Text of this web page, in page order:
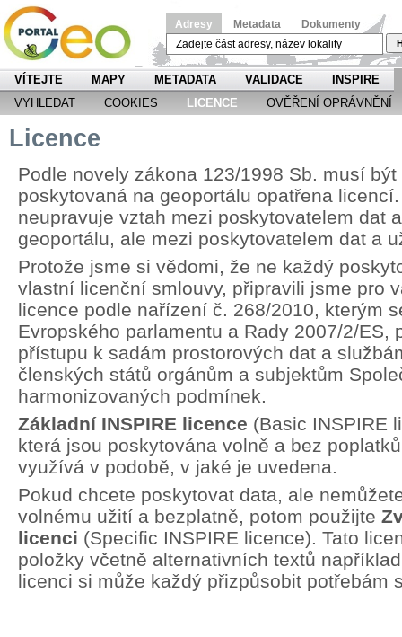
Adresy Metadata Dokumenty
VÍTEJTE MAPY METADATA VALIDACE
INSPIRE
VYHLEDAT
COOKIES LICENCE OVĚŘENÍ OPRÁVNĚNÍ
Licence
Podle novely zákona 123/1998 Sb. musí
poskytovaná na geoportálu opatřena
neupravuje vztah mezi poskytovatelem dat
geoportálu, ale mezi poskytovatelem dat a
Protože jsme si vědomi, že ne každý
vlastní licenční smlouvy, připravili jsme pro
licence podle nařízení č. 268/2010, kterým
Evropského parlamentu a Rady 2007/2/ES,
přístupu k sadám prostorových dat a
členských států orgánům a subjektům
harmonizovaných podmínek.
Základní INSPIRE licence (Basic INSPIRE
která jsou poskytována volně a bez
využívá v podobě, v jaké je uvedena.
Pokud chcete poskytovat data, ale
volnému užití a bezplatně, potom použijte
licenci (Specific INSPIRE licence). Tato
položky včetně alternativních textů
licenci si může každý přizpůsobit potřebám